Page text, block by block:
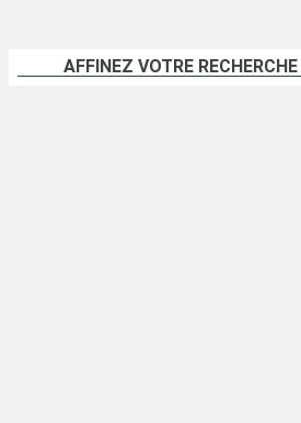
AFFINEZ VOTRE RECHERCHE